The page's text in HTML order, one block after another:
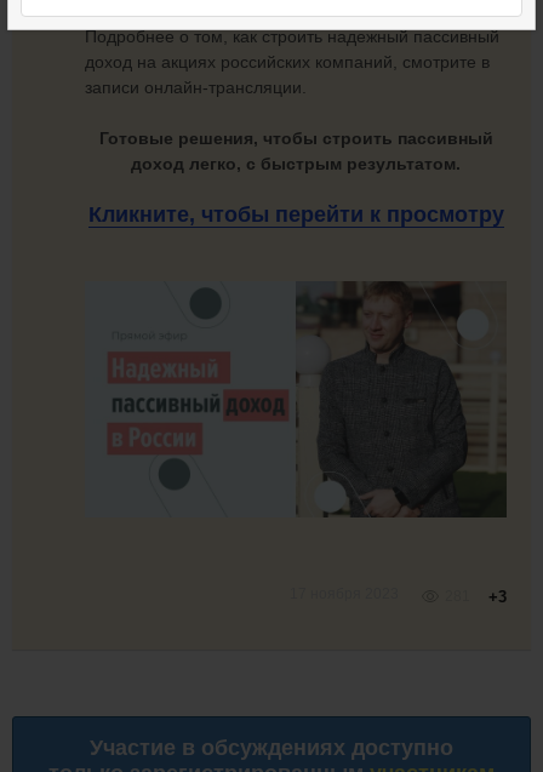
Подробнее о том, как строить надежный пассивный
доход на акциях российских компаний, смотрите в
записи онлайн-трансляции.
Готовые решения, чтобы строить пассивный
доход легко, с быстрым результатом.
Кликните, чтобы перейти к просмотру
+3
Участие в обсуждениях доступно